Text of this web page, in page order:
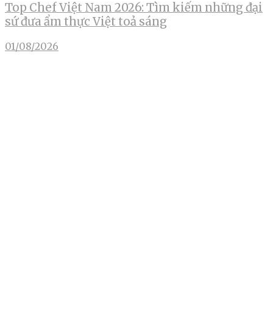
Top Chef Việt Nam 2026: Tìm kiếm những đại
sứ đưa ẩm thực Việt toả sáng
01/08/2026